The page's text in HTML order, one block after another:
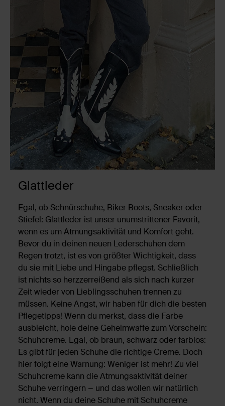
Glattleder
Egal, ob Schnürschuhe, Biker Boots, Sneaker oder
Stiefel: Glattleder ist unser unumstrittener Favorit,
wenn es um Atmungsaktivität und Komfort geht.
Bevor du in deinen neuen Lederschuhen dem
Regen trotzt, ist es von größter Wichtigkeit, dass
du sie mit Liebe und Hingabe pflegst. Schließlich
ist nichts so herzzerreißend als sich nach kurzer
Zeit wieder von Lieblingsschuhen trennen zu
müssen. Keine Angst, wir haben für dich die besten
Pflegetipps! Wenn du merkst, dass die Farbe
ausbleicht, hole deine Geheimwaffe zum Vorschein:
Schuhcreme. Egal, ob braun, schwarz oder farblos:
Es gibt für jeden Schuhe die richtige Creme. Doch
hier folgt eine Warnung: Weniger ist mehr! Zu viel
Schuhcreme kann die Atmungsaktivität deiner
Schuhe verringern − und das wollen wir natürlich
nicht. Wenn du deine Schuhe mit Schuhcreme